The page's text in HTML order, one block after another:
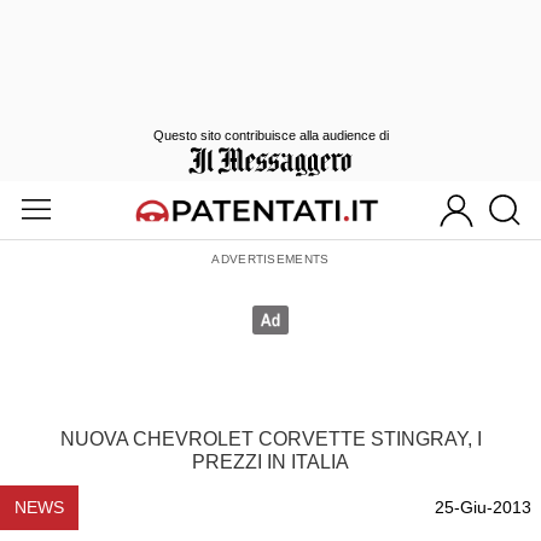
NUOVA CHEVROLET CORVETTE STINGRAY, I
PREZZI IN ITALIA
NEWS 25-Giu-2013
Questo sito contribuisce alla audience di